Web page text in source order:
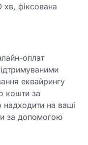
фіксована
оплат
еквайрингу
кошти за
надходити на ваші
за допомогою